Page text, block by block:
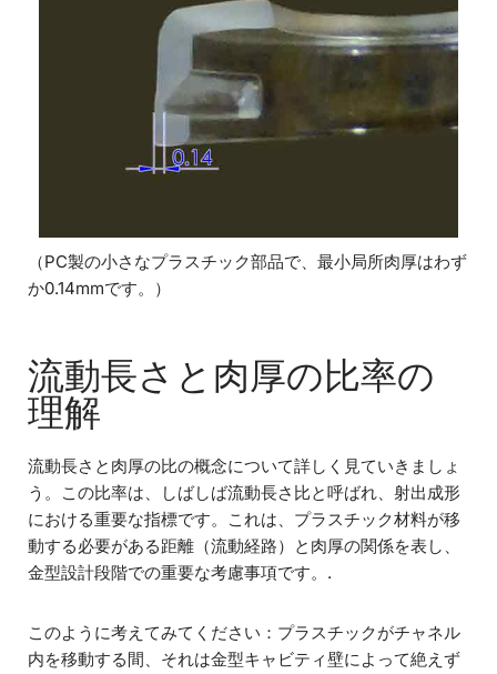
（PC製の小さなプラスチック部品で、最小局所肉厚はわず
か0.14mmです。）
流動長さと肉厚の比率の
理解
流動長さと肉厚の比の概念について詳しく見ていきましょ
う。この比率は、しばしば流動長さ比と呼ばれ、射出成形
における重要な指標です。これは、プラスチック材料が移
動する必要がある距離（流動経路）と肉厚の関係を表し、
金型設計段階での重要な考慮事項です。.
このように考えてみてください：プラスチックがチャネル
内を移動する間、それは金型キャビティ壁によって絶えず